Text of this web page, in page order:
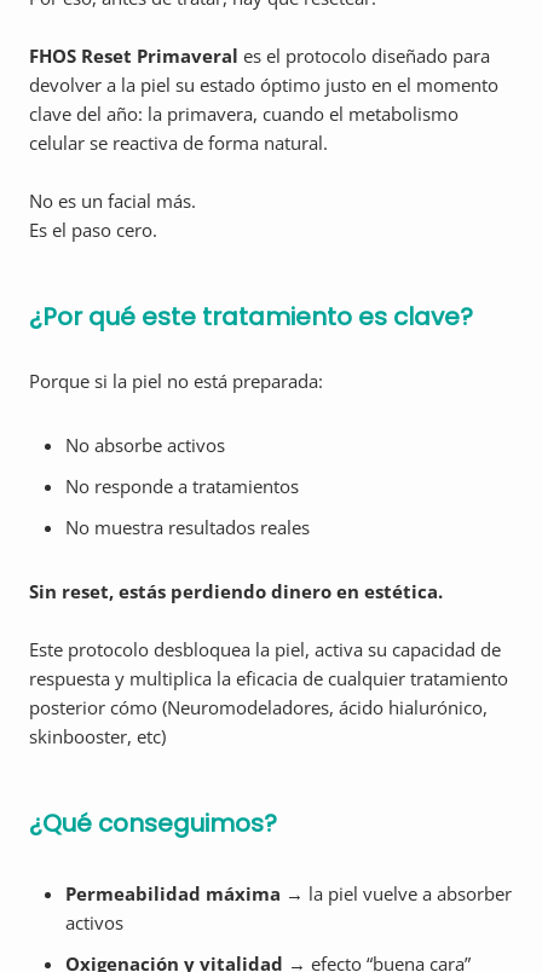
FHOS Reset Primaveral es el protocolo diseñado para
devolver a la piel su estado óptimo justo en el momento
clave del año: la primavera, cuando el metabolismo
celular se reactiva de forma natural.
No es un facial más.
Es el paso cero.
¿Por qué este tratamiento es clave?
Porque si la piel no está preparada:
No absorbe activos
No responde a tratamientos
No muestra resultados reales
Sin reset, estás perdiendo dinero en estética.
Este protocolo desbloquea la piel, activa su capacidad de
respuesta y multiplica la eficacia de cualquier tratamiento
posterior cómo (Neuromodeladores, ácido hialurónico,
skinbooster, etc)
¿Qué conseguimos?
Permeabilidad máxima → la piel vuelve a absorber
activos
Oxigenación y vitalidad → efecto “buena cara”